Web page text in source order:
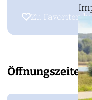
Zu Favoriten
Zu Favoriten
Öffnungszeiten